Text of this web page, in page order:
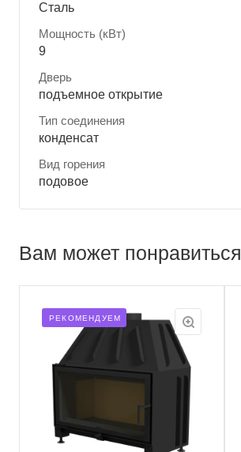
Сталь
Мощность (кВт)
9
Дверь
подъемное открытие
Тип соединения
конденсат
Вид горения
подовое
Вам может понравиться
РЕКОМЕНДУЕМ